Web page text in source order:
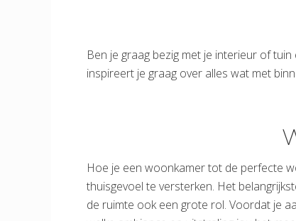
Ben je graag bezig met je interieur of
inspireert je graag over alles wat met
Hoe je een woonkamer tot de perfecte
thuisgevoel te versterken. Het
de ruimte ook een grote rol. Voordat je